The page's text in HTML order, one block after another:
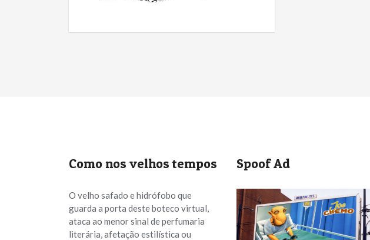
Como nos velhos tempos
O velho safado e hidrófobo que
guarda a porta deste boteco virtual,
ataca ao menor sinal de perfumaria
literária, afetação estilística ou
Spoof Ad